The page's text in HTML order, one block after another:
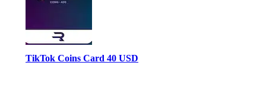
TikTok Coins Card 40 USD